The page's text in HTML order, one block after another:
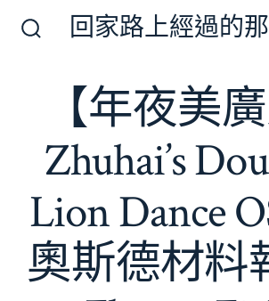
回家路上經過的
【年夜美廣
Zhuhai’s
Lion Dance
奧斯德材料